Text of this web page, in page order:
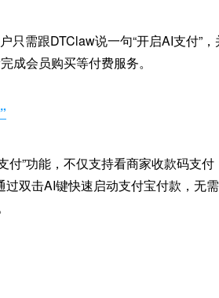
只需跟DTClaw说一句“开启AI支付”
成会员购买等付费服务。
”功能，不仅支持看商家收款码支付
双击AI键快速启动支付宝付款，无